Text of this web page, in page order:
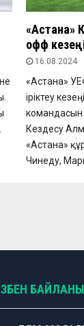
«Астана»
офф
16.08.2024
«Астана»
іріктеу
командасын
Кездесу
«Астана»
Чинеду,